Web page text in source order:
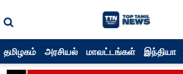
தமிழகம் அரசியல் மாவட்டங்கள் இந்தியா